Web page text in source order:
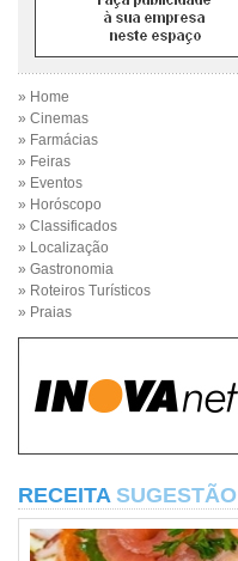
» Home
» Cinemas
» Farmácias
» Feiras
» Eventos
» Horóscopo
» Classificados
» Localização
» Gastronomia
» Roteiros Turísticos
» Praias
RECEITA SUGESTÃO